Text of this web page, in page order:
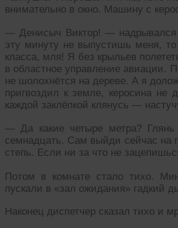
внимательно в окно. Машину с
— Денисыч Виктор! — надрывался
эту минуту не выпустишь меня,
класса, мля! Я без крыльев
в областное управление авиации.
не шолохнётся на дереве. А я
пригвоздил к земле, керосина
каждой заклёпкой клянусь —
— Да какие четыре метра?
семнадцать. Сам выйди сейчас на
степь. Если ни за что не
Потом в комнате стало тихо.
пускали в «зал ожидания» гадкий
Наконец диспетчер сказал тихо и